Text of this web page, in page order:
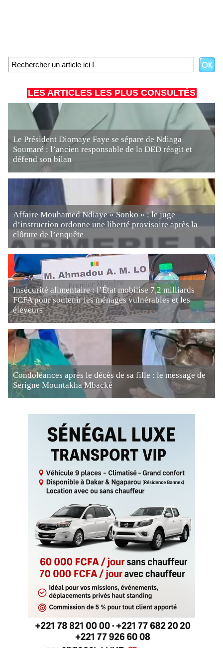
LES ARTICLES LES PLUS CONSULTÉS
Le Président Diomaye Faye se sépare de Ndiaga
Soumaré : l’ancien responsable de la DED réagit et
défend son bilan
Affaire Mouhamed Ndiaye « Sonko » : le juge
d’instruction ordonne une liberté provisoire après la
clôture de l’enquête
Insécurité alimentaire : l’État mobilise 7,2 milliards
FCFA pour soutenir les ménages vulnérables et les
éleveurs
Condoléances après le décès de sa fille : le message de
Serigne Mountakha Mbacké